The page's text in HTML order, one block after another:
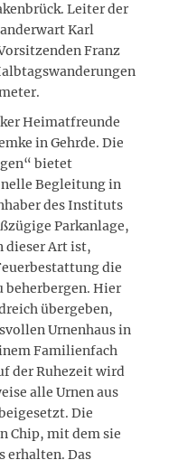
Leiter der
Karl
Franz
Heimatfreunde
in Gehrde. Die
bietet
Begleitung in
des Instituts
Parkanlage,
dieser Art ist,
die
beherbergen. Hier
übergeben,
Urnenhaus in
Familienfach
der Ruhezeit wird
alle Urnen aus
Die
Chip, mit dem sie
erhalten. Das